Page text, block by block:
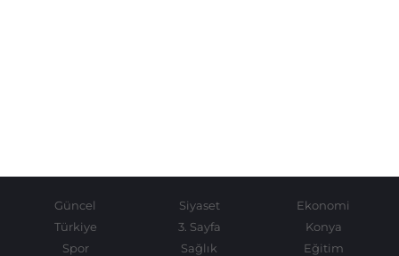
Güncel Siyaset
Ekonomi
Türkiye
3. Sayfa
Konya
Spor
Sağlık
Eğitim